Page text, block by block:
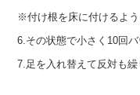
※付け根を床に付けるよう
6.その状態で小さく10回バ
7.足を入れ替えて反対も繰